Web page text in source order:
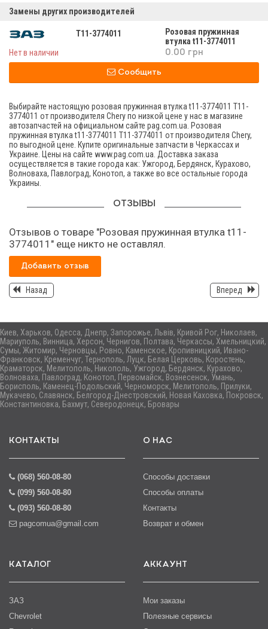
Замены других производителей
T11-3774011
Розовая пружинная
втулка t11-3774011
Нет в наличии
0.00 грн
Сообщить
Выбирайте настоящую розовая пружинная втулка t11-3774011 T11-
3774011 от производителя Chery по низкой цене у нас в магазине
автозапчастей на официальном сайте pag.com.ua. Розовая
пружинная втулка t11-3774011 T11-3774011 от производителя Chery,
по выгодной цене. Купите оригинальные запчасти в Черкассах и
Украине. Цены на сайте www.pag.com.ua. Доставка заказа
осуществляется в такие города как: Ужгород, Бердянск, Курахово,
Волноваха, Павлоград, Конотоп, а также во все остальные города
Украины.
ОТЗЫВЫ
Отзывов о товаре "Розовая пружинная втулка t11-
3774011" еще никто не оставлял.
Добавить отзыв
Назад Вперед
Киев, Харьков, Одесса, Днепр, Запорожье, Львів, Кривой Рог, Николаев,
Мариуполь, Винница, Херсон, Чернигов, Полтава, Черкассы, Хмельницкий,
Сумы, Житомир, Черновцы, Ровно, Каменское, Кропивницкий, Ивано-
Франковск, Кременчуг, Тернополь, Луцк, Белая Церковь, Коростень,
Краматорск, Мелитополь, Никополь, Ужгород, Бердянск, Курахово,
Волноваха, Павлоград, Конотоп, Первомайск, Вознесенск, Умань,
Борисполь, Каменец-Подольский, Черноморск, Мелитополь, Прилуки,
Мукачево, Славянск, Белгород-Днестровский, Новая Каховка, Покровск,
Константиновка, Бахмут, Северодонецк, Бровары
КОНТАКТЫ
(068) 560-08-80
(099) 560-08-80
(093) 560-08-80
pagcomua@gmail.com
О НАС
Способы доставки
Способы оплаты
Контакты
Возврат и обмен
КАТАЛОГ
ЗАЗ
Chevrolet
АККАУНТ
Мои заказы
Полезные сервисы